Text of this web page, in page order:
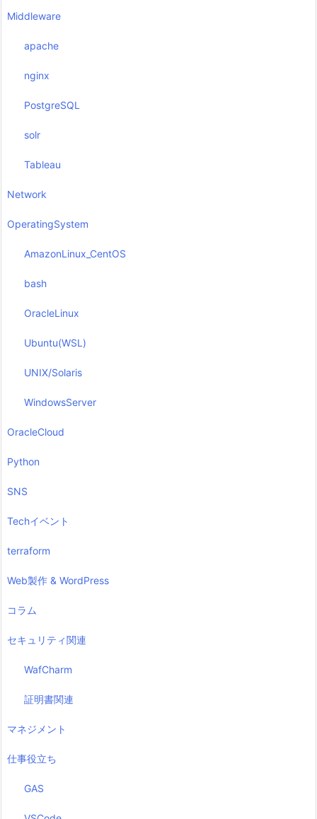
Middleware
apache
nginx
PostgreSQL
solr
Tableau
Network
OperatingSystem
AmazonLinux_CentOS
bash
OracleLinux
Ubuntu(WSL)
UNIX/Solaris
WindowsServer
OracleCloud
Python
SNS
Techイベント
terraform
Web製作 & WordPress
コラム
セキュリティ関連
WafCharm
証明書関連
マネジメント
仕事役立ち
GAS